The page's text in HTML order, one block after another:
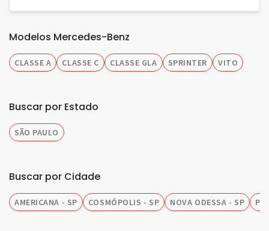
Modelos Mercedes-Benz
CLASSE A CLASSE C CLASSE GLA SPRINTER VITO
Buscar por Estado
SÃO PAULO
Buscar por Cidade
AMERICANA - SP COSMÓPOLIS - SP NOVA ODESSA - SP